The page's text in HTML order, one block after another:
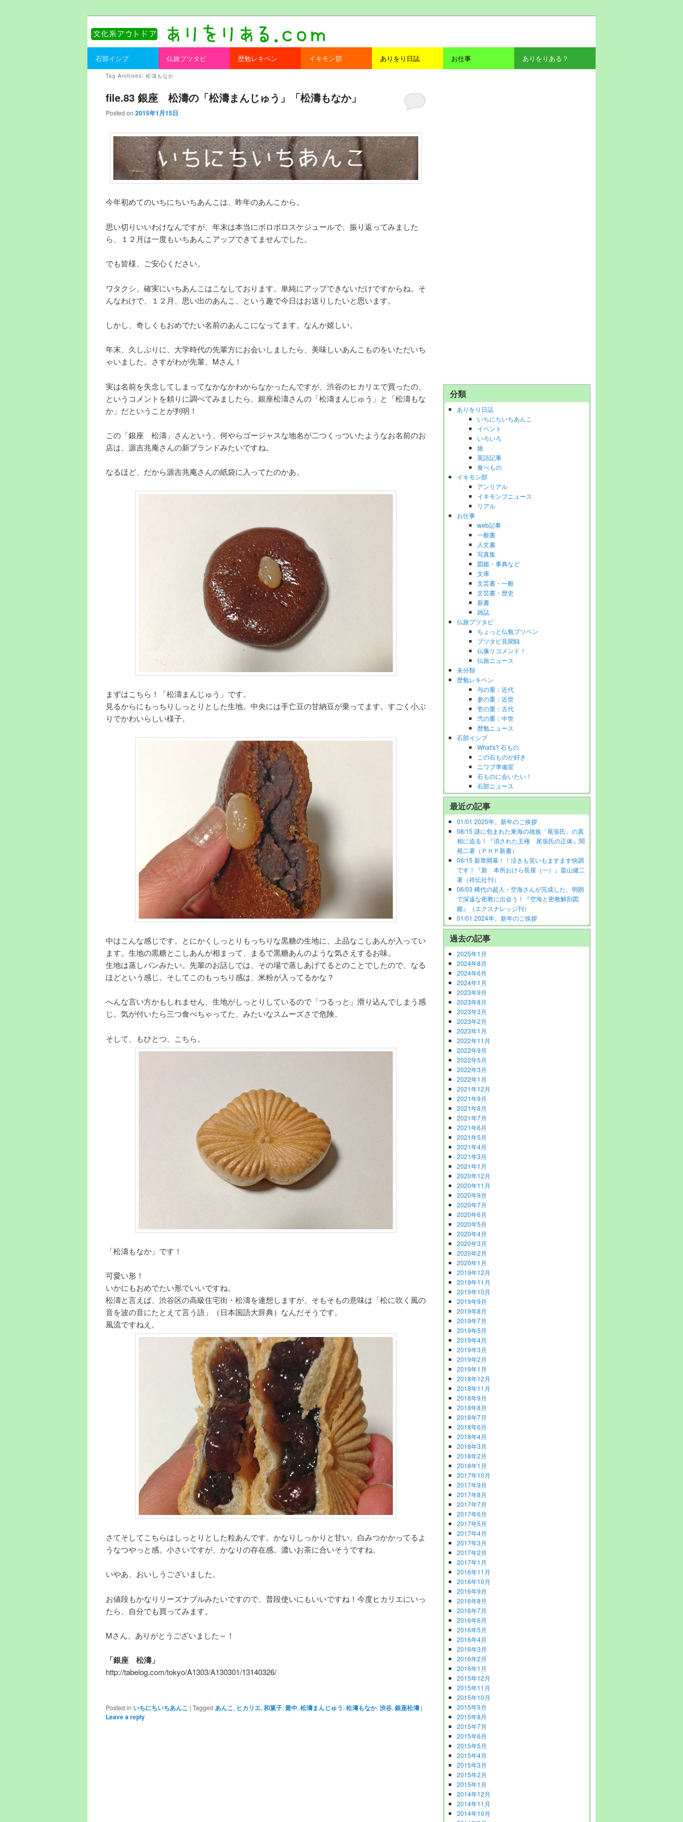
ありをりある.com
書を持ってそとへ出よう。
Main menu
Skip to primary content
Skip to secondary content
石部イシブ 仏旅ブツタビ 歴勉レキベン イキモン部 ありをり日誌 お仕事 ありをりある？
Tag Archives: 松濤もなか
file.83 銀座 松濤の「松濤まんじゅう」「松濤もなか」
Posted on 2015年1月15日
今年初めてのいちにちいちあんこは、昨年のあんこから。
思い切りいいわけなんですが、年末は本当にボロボロスケジュールで、振り返ってみました
ら、１２月は一度もいちあんこアップできてませんでした。
でも皆様、ご安心ください。
ワタクシ、確実にいちあんこはこなしております。単純にアップできないだけですからね。そ
んなわけで、１２月、思い出のあんこ、という趣で今日はお送りしたいと思います。
しかし、奇しくもおめでたい名前のあんこになってます。なんか嬉しい。
年末、久しぶりに、大学時代の先輩方にお会いしましたら、美味しいあんこものをいただいち
ゃいました。さすがわが先輩、Mさん！
実は名前を失念してしまってなかなかわからなかったんですが、渋谷のヒカリエで買ったの、
というコメントを頼りに調べてみましたら、銀座松濤さんの「松濤まんじゅう」と「松濤もな
か」だということが判明！
この「銀座 松濤」さんという、何やらゴージャスな地名が二つくっついたようなお名前のお
店は、源吉兆庵さんの新ブランドみたいですね。
なるほど、だから源吉兆庵さんの紙袋に入ってたのかあ。
まずはこちら！「松濤まんじゅう」です。
見るからにもっちりしっとりとした生地。中央には手亡豆の甘納豆が乗ってます。すごく小ぶ
りでかわいらしい様子。
中はこんな感じです。とにかくしっとりもっちりな黒糖の生地に、上品なこしあんが入ってい
ます。生地の黒糖とこしあんが相まって、まるで黒糖あんのような気さえするお味。
生地は蒸しパンみたい。先輩のお話しでは、その場で蒸しあげてるとのことでしたので、なる
ほどという感じ。そしてこのもっちり感は、米粉が入ってるかな？
へんな言い方かもしれません、生地がしっとりしているので「つるっと」滑り込んでしまう感
じ。気が付いたら三つ食べちゃってた、みたいなスムーズさで危険。
そして、もひとつ、こちら。
「松濤もなか」です！
可愛い形！
いかにもおめでたい形でいいですね。
松濤と言えば、渋谷区の高級住宅街・松濤を連想しますが、そもそもの意味は「松に吹く風の
音を波の音にたとえて言う語」（日本国語大辞典）なんだそうです。
風流ですねえ。
さてそしてこちらはしっとりとした粒あんです。かなりしっかりと甘い。白みつかかってるよ
うなつやっと感。小さいですが、かなりの存在感。濃いお茶に合いそうですね。
いやあ、おいしうございました。
お値段もかなりリーズナブルみたいですので、普段使いにもいいですね！今度ヒカリエにいっ
たら、自分でも買ってみます。
Mさん、ありがとうございました～！
「銀座 松濤」
http://tabelog.com/tokyo/A1303/A130301/13140326/
Posted in いちにちいちあんこ | Tagged あんこ, ヒカリエ, 和菓子, 最中, 松濤まんじゅう, 松濤もなか, 渋谷, 銀座松濤 |
Leave a reply
分類
ありをり日誌
いちにちいちあんこ
イベント
いろいろ
旅
英語記事
食べもの
イキモン部
アンリアル
イキモンブニュース
リアル
お仕事
web記事
一般書
人文書
写真集
図鑑・事典など
文庫
文芸書・一般
文芸書・歴史
新書
雑誌
仏旅ブツタビ
ちょっと仏勉ブツベン
ブツタビ見聞録
仏像リコメンド！
仏旅ニュース
未分類
歴勉レキベン
与の重：近代
参の重：近世
壱の重：古代
弐の重：中世
歴勉ニュース
石部イシブ
What's? 石もの
この石ものが好き
ニワブ準備室
石ものに会いたい！
石部ニュース
最近の記事
01/01 2025年。新年のご挨拶
08/15 謎に包まれた東海の雄族「尾張氏」の真
相に迫る！『消された王権 尾張氏の正体』関
裕二著（ＰＨＰ新書）
06/15 新章開幕！！泣きも笑いもますます快調
です！『新 本所おけら長屋（一）』畠山健二
著（祥伝社刊）
06/03 稀代の超人・空海さんが完成した、明朗
で深遠な密教に出会う！『空海と密教解剖図
鑑』（エクスナレッジ刊）
01/01 2024年。新年のご挨拶
過去の記事
2025年1月
2024年8月
2024年6月
2024年1月
2023年9月
2023年8月
2023年3月
2023年2月
2023年1月
2022年11月
2022年9月
2022年5月
2022年3月
2022年1月
2021年12月
2021年9月
2021年8月
2021年7月
2021年6月
2021年5月
2021年4月
2021年3月
2021年1月
2020年12月
2020年11月
2020年9月
2020年7月
2020年6月
2020年5月
2020年4月
2020年3月
2020年2月
2020年1月
2019年12月
2019年11月
2019年10月
2019年9月
2019年8月
2019年7月
2019年5月
2019年4月
2019年3月
2019年2月
2019年1月
2018年12月
2018年11月
2018年9月
2018年8月
2018年7月
2018年6月
2018年4月
2018年3月
2018年2月
2018年1月
2017年10月
2017年9月
2017年8月
2017年7月
2017年6月
2017年5月
2017年4月
2017年3月
2017年2月
2017年1月
2016年11月
2016年10月
2016年9月
2016年8月
2016年7月
2016年6月
2016年5月
2016年4月
2016年3月
2016年2月
2016年1月
2015年12月
2015年11月
2015年10月
2015年9月
2015年8月
2015年7月
2015年6月
2015年5月
2015年4月
2015年3月
2015年2月
2015年1月
2014年12月
2014年11月
2014年10月